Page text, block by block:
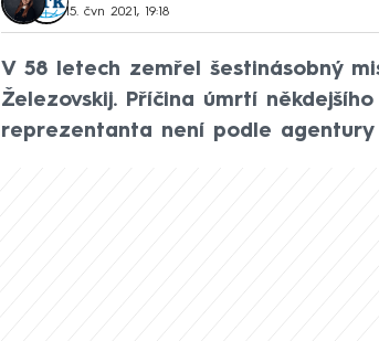
15. čvn 2021, 19:18
V 58 letech zemřel šestinásobný
Železovskij. Příčina úmrtí
reprezentanta není podle agentury